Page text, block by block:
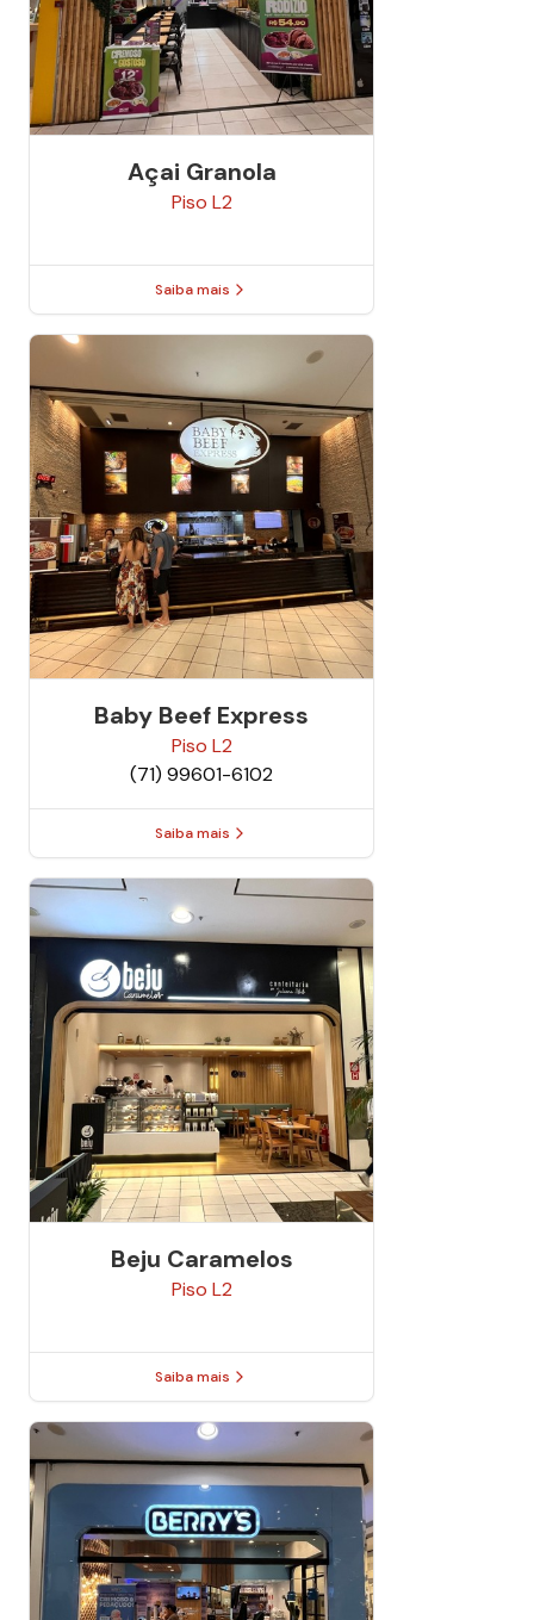
Açai Granola
Piso L2
Saiba mais
Baby Beef Express
Piso L2
(71) 99601-6102
Saiba mais
Beju Caramelos
Piso L2
Saiba mais